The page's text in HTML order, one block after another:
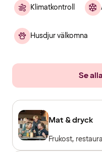
Klimatkontroll
Husdjur välkomna
Se
Mat & dryck
Frukost,